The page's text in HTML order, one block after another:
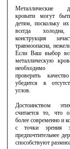
Металлические
кровати могут
детям, поскольку их
всегда
конструкция
травмоопасна,
Если Ваш выбор
металлическую
необходимо
проверить
убедится в
углов.
Достоинством
считается то, что
более современно и
с точки зрения
предпочтительнее
способствуют